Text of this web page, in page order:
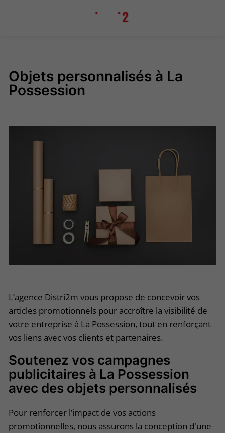
Objets personnalisés à La
Possession
L’agence Distri2m vous propose de concevoir vos
articles promotionnels pour accroître la visibilité de
votre entreprise à La Possession, tout en renforçant
vos liens avec vos clients et partenaires.
Soutenez vos campagnes
publicitaires à La Possession
avec des objets personnalisés
Pour renforcer l’impact de vos actions
promotionnelles, nous assurons la conception d'une